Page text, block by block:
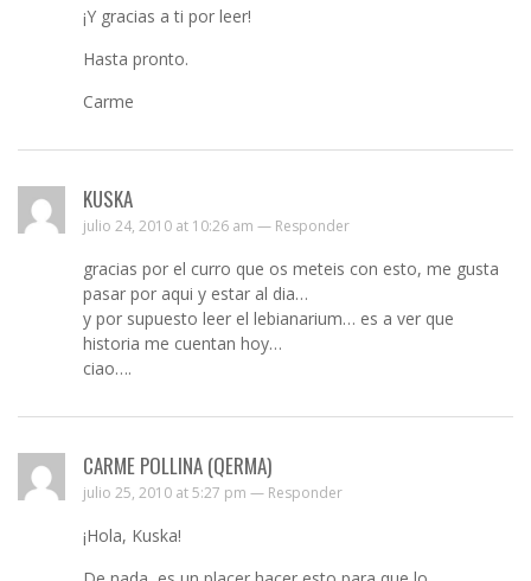
¡Y gracias a ti por leer!
Hasta pronto.
Carme
KUSKA
julio 24, 2010 at 10:26 am — Responder
gracias por el curro que os meteis con esto, me gusta
pasar por aqui y estar al dia…
y por supuesto leer el lebianarium… es a ver que
historia me cuentan hoy…
ciao….
CARME POLLINA (QERMA)
julio 25, 2010 at 5:27 pm — Responder
¡Hola, Kuska!